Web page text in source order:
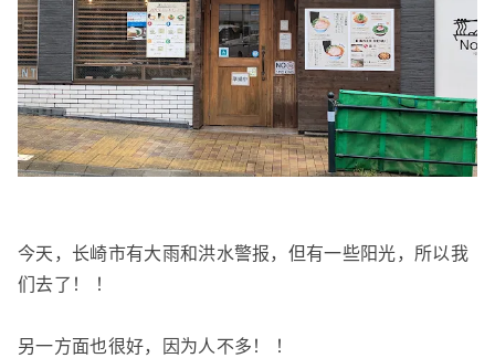
今天，长崎市有大雨和洪水警报，但有一些阳光，所以我
们去了！ ！
另一方面也很好，因为人不多！ ！